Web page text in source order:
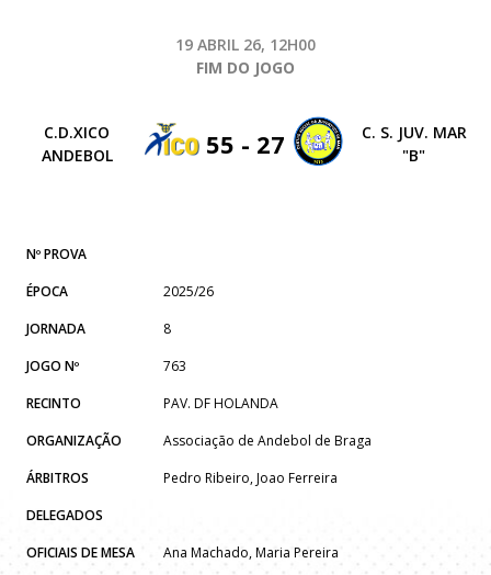
19 ABRIL 26, 12H00
FIM DO JOGO
C.D.XICO
ANDEBOL
55 - 27
C. S. JUV. MAR
"B"
Nº PROVA
ÉPOCA
2025/26
JORNADA
8
JOGO Nº
763
RECINTO
PAV. DF HOLANDA
ORGANIZAÇÃO
Associação de Andebol de Braga
ÁRBITROS
Pedro Ribeiro, Joao Ferreira
DELEGADOS
OFICIAIS DE MESA
Ana Machado, Maria Pereira